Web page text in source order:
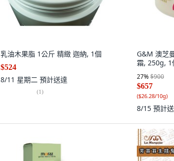
乳油木果脂 1公斤 精緻 迦納, 1個
$524
8/11 星期二 預計送達
(1)
G&M 澳芝
霜, 250g, 1
27%$900
$657
($26.28/10g)
8/15 預計